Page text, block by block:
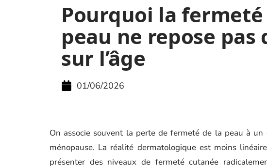
Pourquoi la fermeté
peau ne repose pas
sur l’âge
01/06/2026
On associe souvent la perte de fermeté de la peau à
ménopause. La réalité dermatologique est moins
présenter des niveaux de fermeté cutanée